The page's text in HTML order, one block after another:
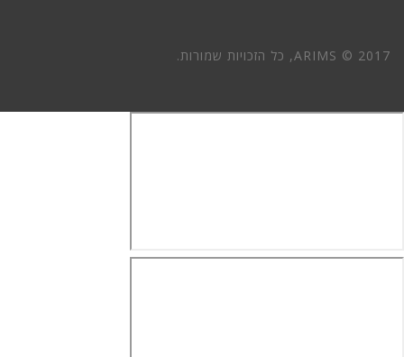
ARIMS © 2017, כל הזכויות שמורות.